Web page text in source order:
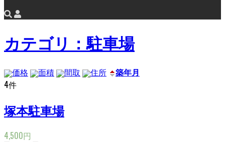
カテゴリ：駐車場
価格 面積 間取 住所
築年月
4件
塚本駐車場
4,500円